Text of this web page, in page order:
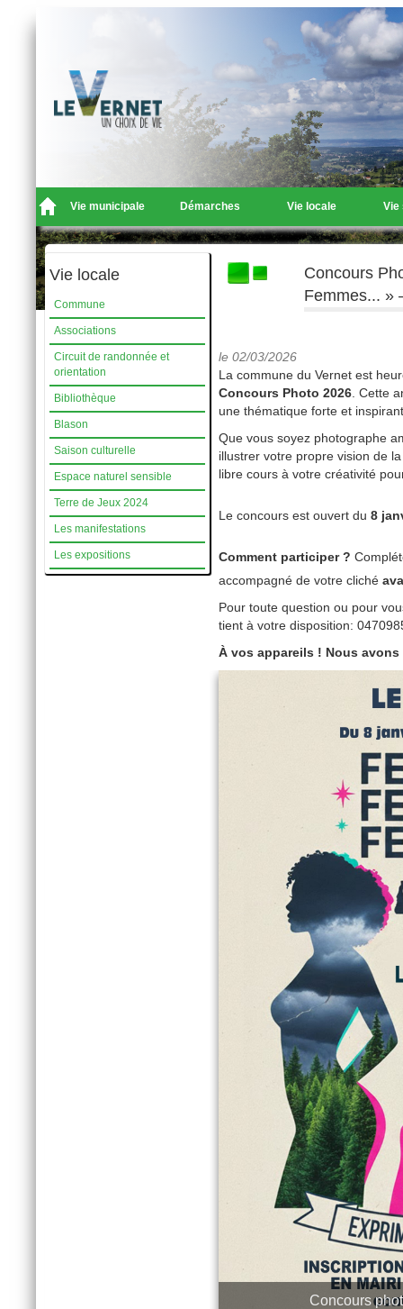
Vie municipale Démarches Vie locale Vie
Vie locale
Commune
Associations
Circuit de randonnée et
orientation
Bibliothèque
Blason
Saison culturelle
Espace naturel sensible
Terre de Jeux 2024
Les manifestations
Les expositions
Concours
Femmes... »
le 02/03/2026
La commune du Vernet est
Concours Photo 2026 . Cette
une thématique forte et
Que vous soyez photographe
illustrer votre propre vision de
libre cours à votre créativité
Le concours est ouvert du8
Comment participer ?
accompagné de votre cliché
Pour toute question ou pour
tient à votre disposition:
À vos appareils ! Nous
Concours